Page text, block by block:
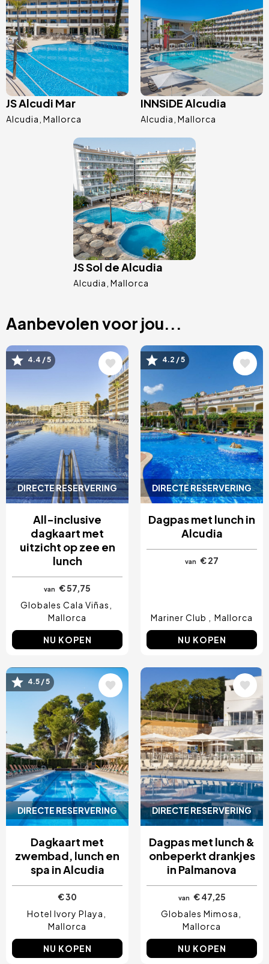
JS Alcudi Mar
Alcudia Mallorca
INNSiDE Alcudia
Alcudia Mallorca
Afbeelding
JS Sol de Alcudia
Alcudia Mallorca
Aanbevolen voor jou...
DIRECTE RESERVERING
Afbeelding
4.4 / 5
All-inclusive
dagkaart met
uitzicht op zee en
lunch
van
€ 57,75
Globales Cala Viñas
Mallorca
NU KOPEN
DIRECTE RESERVERING
Afbeelding
4.2 / 5
Dagpas met lunch in
Alcudia
van € 27
Mariner Club Mallorca
NU KOPEN
DIRECTE RESERVERING
Afbeelding
4.5 / 5
Dagkaart met
zwembad, lunch en
spa in Alcudia
€ 30
Hotel Ivory Playa
Mallorca
NU KOPEN
DIRECTE RESERVERING
Afbeelding
Dagpas met lunch &
onbeperkt drankjes
in Palmanova
van € 47,25
Globales Mimosa
Mallorca
NU KOPEN